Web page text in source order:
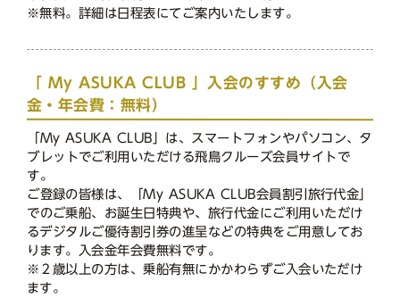
※無料。詳細は日程表にてご案内いたします。
「 My ASUKA CLUB 」入会のすすめ（入会
金・年会費：無料）
「My ASUKA CLUB」は、スマートフォンやパソコン、タ
ブレットでご利用いただける飛鳥クルーズ会員サイトで
す。
ご登録の皆様は、「My ASUKA CLUB会員割引旅行代金」
でのご乗船、お誕生日特典や、旅行代金にご利用いただけ
るデジタルご優待割引券の進呈などの特典をご用意してお
ります。入会金年会費無料です。
※２歳以上の方は、乗船有無にかかわらずご入会いただけ
ます。